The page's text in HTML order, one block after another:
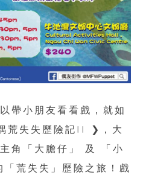
帶小朋友看看戲，就如
荒失失歷險記II ❯，大
角「大膽仔」 及 「小
荒失失」歷險之旅！戲